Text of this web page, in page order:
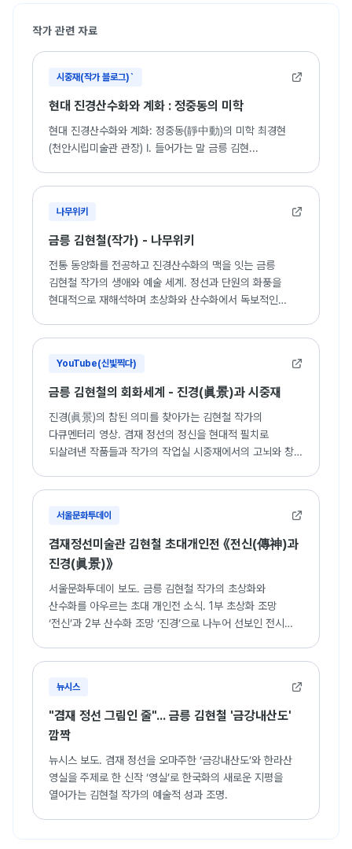
작가 관련 자료
시중재(작가 블로그)`
현대 진경산수화와 계화 : 정중동의 미학
현대 진경산수화와 계화: 정중동(靜中動)의 미학 최경현
(천안시립미술관 관장) Ⅰ. 들어가는 말 금릉 김현...
나무위키
금릉 김현철(작가) - 나무위키
전통 동양화를 전공하고 진경산수화의 맥을 잇는 금릉
김현철 작가의 생애와 예술 세계. 정선과 단원의 화풍을
현대적으로 재해석하며 초상화와 산수화에서 독보적인
YouTube(신빛찍다)
금릉 김현철의 회화세계 - 진경(眞景)과 시중재
진경(眞景)의 참된 의미를 찾아가는 김현철 작가의
다큐멘터리 영상. 겸재 정선의 정신을 현대적 필치로
되살려낸 작품들과 작가의 작업실 시중재에서의 고뇌와 창작
서울문화투데이
겸재정선미술관 김현철 초대개인전 《전신(傳神)과
진경(眞景)》
서울문화투데이 보도. 금릉 김현철 작가의 초상화와
산수화를 아우르는 초대 개인전 소식. 1부 초상화 조망
‘전신’과 2부 산수화 조망 ‘진경’으로 나누어 선보인 전시
뉴시스
"겸재 정선 그림인 줄"... 금릉 김현철 '금강내산도'
깜짝
뉴시스 보도. 겸재 정선을 오마주한 ‘금강내산도’와 한라산
영실을 주제로 한 신작 ‘영실’로 한국화의 새로운 지평을
열어가는 김현철 작가의 예술적 성과 조명.